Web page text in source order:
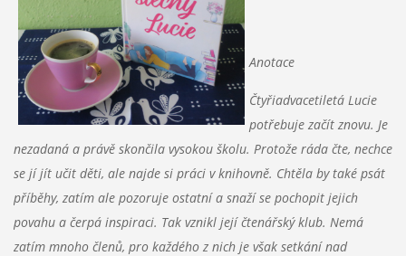
Anotace
Čtyřiadvacetiletá Lucie
potřebuje začít znovu. Je
nezadaná a právě skončila vysokou školu. Protože ráda čte, nechce
se jí jít učit děti, ale najde si práci v knihovně. Chtěla by také psát
příběhy, zatím ale pozoruje ostatní a snaží se pochopit jejich
povahu a čerpá inspiraci. Tak vznikl její čtenářský klub. Nemá
zatím mnoho členů, pro každého z nich je však setkání nad